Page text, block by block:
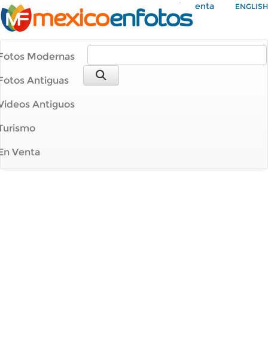
Mi Cuenta ENGLISH
Modernas
Antiguas
Antiguos
Venta